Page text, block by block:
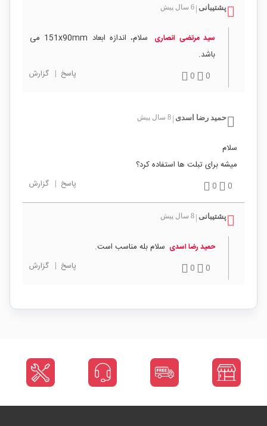
پشتیبانی 6 سال پیش
سید مرتضی انصاری
سلام، اندازه ابعاد 151x90mm می
باشد.
0
0 پاسخ | گزارش
حمید رضا اسدی 8 سال پیش
سلام
میشه برای تبلت ها استفاده کرد؟
0
0 پاسخ | گزارش
پشتیبانی 8 سال پیش
حمید رضا اسدی سلام بله مناسب است.
0
0 پاسخ | گزارش